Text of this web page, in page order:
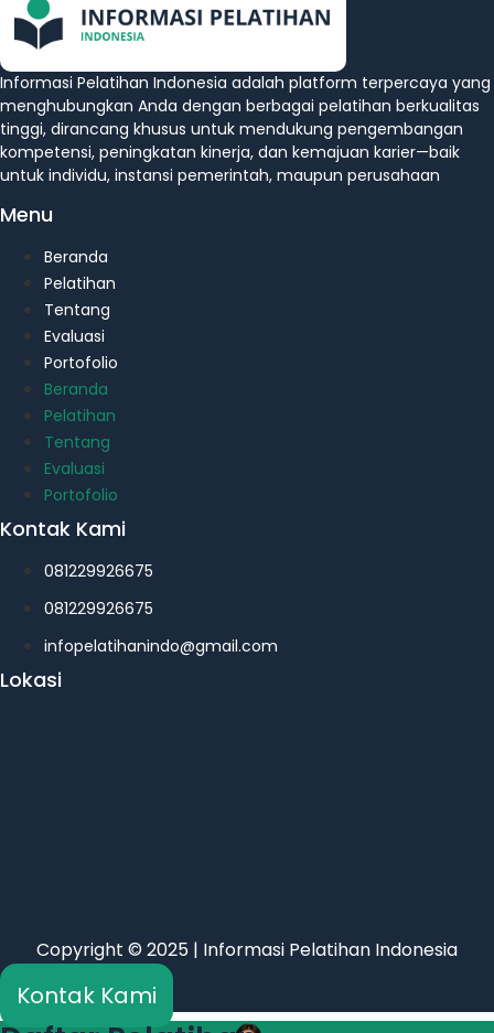
Informasi Pelatihan Indonesia adalah platform terpercaya yang
menghubungkan Anda dengan berbagai pelatihan berkualitas
tinggi, dirancang khusus untuk mendukung pengembangan
kompetensi, peningkatan kinerja, dan kemajuan karier—baik
untuk individu, instansi pemerintah, maupun perusahaan
Menu
Beranda
Pelatihan
Tentang
Evaluasi
Portofolio
Beranda
Pelatihan
Tentang
Evaluasi
Portofolio
Kontak Kami
081229926675
081229926675
infopelatihanindo@gmail.com
Lokasi
Copyright © 2025 | Informasi Pelatihan Indonesia
Kontak Kami